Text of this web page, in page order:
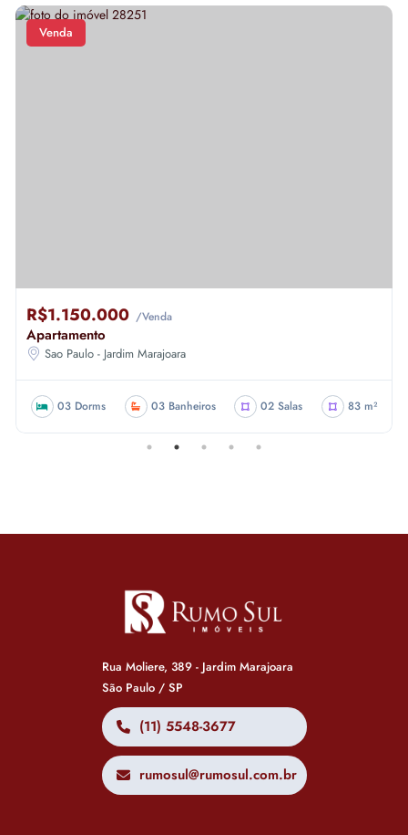
Venda
R$1.150.000 /Venda
Apartamento
Sao Paulo - Jardim Marajoara
03 Dorms 03 Banheiros 02 Salas 83 m²
Rua Moliere, 389 - Jardim Marajoara
São Paulo / SP
(11) 5548-3677
rumosul@rumosul.com.br